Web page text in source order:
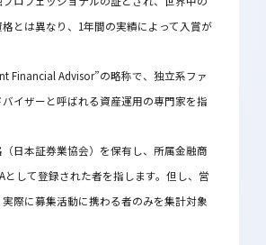
とは異なり、1年間の実績によって入賞が
Financial Advisor”の略称で、独立系ファ
イザーと呼ばれる資産運用の専門家を指
日本証券業協会）を保有し、所属金融商
として登録された者を指します。但し、営
際に募集活動に携わる者のみを集計対象